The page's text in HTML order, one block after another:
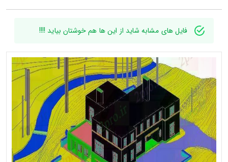
فایل های مشابه شاید از این ها هم خوشتان بیاید !!!!